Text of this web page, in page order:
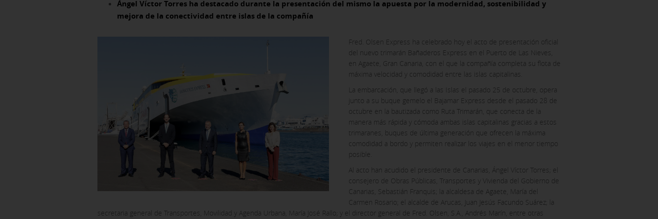
Ángel Víctor Torres ha destacado durante la presentación del mismo la apuesta por la modernidad, sostenibilidad y
mejora de la conectividad entre islas de la compañía
Fred. Olsen Express ha celebrado hoy el acto de presentación oficial
del nuevo trimarán Bañaderos Express en el Puerto de Las Nieves,
en Agaete, Gran Canaria, con el que la compañía completa su flota de
máxima velocidad y comodidad entre las islas capitalinas.
La embarcación, que llegó a las Islas el pasado 25 de octubre, opera
junto a su buque gemelo el Bajamar Express desde el pasado 28 de
octubre en la bautizada como Ruta Trimarán, que conecta de la
manera más rápida y cómoda ambas islas capitalinas gracias a estos
trimaranes, buques de última generación que ofrecen la máxima
comodidad a bordo y permiten realizar los viajes en el menor tiempo
posible.
Al acto han acudido el presidente de Canarias, Ángel Víctor Torres; el
consejero de Obras Públicas, Transportes y Vivienda del Gobierno de
Canarias, Sebastián Franquis; la alcaldesa de Agaete, María del
Carmen Rosario; el alcalde de Arucas, Juan Jesús Facundo Suárez; la
secretaria general de Transportes, Movilidad y Agenda Urbana, María José Rallo; y el director general de Fred. Olsen, S.A., Andrés Marín, entre otras